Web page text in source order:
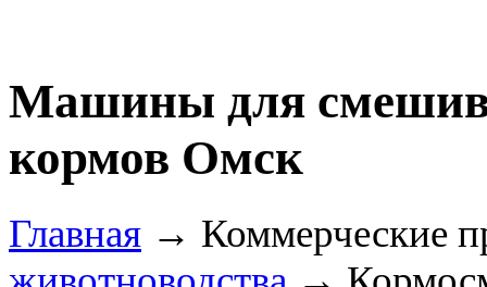
Машины для
кормов Омск
Главная → Коммерческие